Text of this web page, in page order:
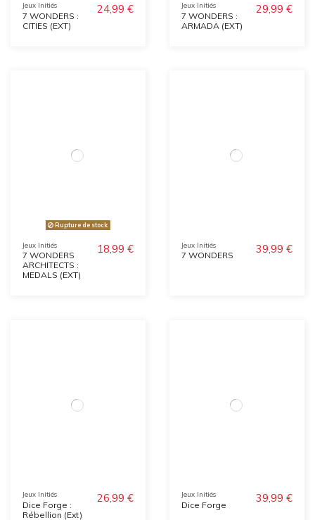
Jeux Initiés
7 WONDERS :
CITIES (EXT)
24,99 € Jeux Initiés
7 WONDERS :
ARMADA (EXT)
29,99 €
Rupture de stock
Jeux Initiés
7 WONDERS
ARCHITECTS :
MEDALS (EXT)
18,99 € Jeux Initiés
7 WONDERS 39,99 €
Jeux Initiés
Dice Forge :
Rébellion (Ext)
26,99 € Jeux Initiés
Dice Forge 39,99 €